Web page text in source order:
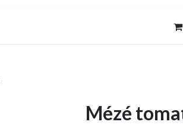
Mézé